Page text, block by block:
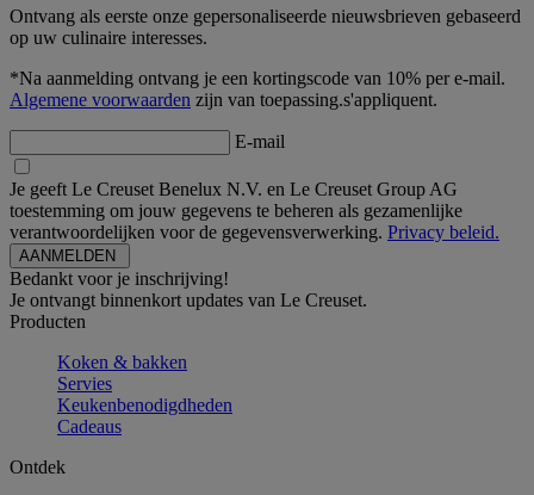
Ontvang als eerste onze gepersonaliseerde nieuwsbrieven gebaseerd
op uw culinaire interesses.
*Na aanmelding ontvang je een kortingscode van 10% per e-mail.
Algemene voorwaarden zijn van toepassing.s'appliquent.
E-mail
Je geeft Le Creuset Benelux N.V. en Le Creuset Group AG
toestemming om jouw gegevens te beheren als gezamenlijke
verantwoordelijken voor de gegevensverwerking. Privacy beleid.
Bedankt voor je inschrijving!
Je ontvangt binnenkort updates van Le Creuset.
Producten
Koken & bakken
Servies
Keukenbenodigdheden
Cadeaus
Ontdek